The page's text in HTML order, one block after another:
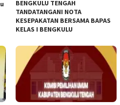
REINTEGRASI SOSIAL, PEMKAB
BENGKULU TENGAH
TANDATANGANI NOTA
KESEPAKATAN BERSAMA BAPAS